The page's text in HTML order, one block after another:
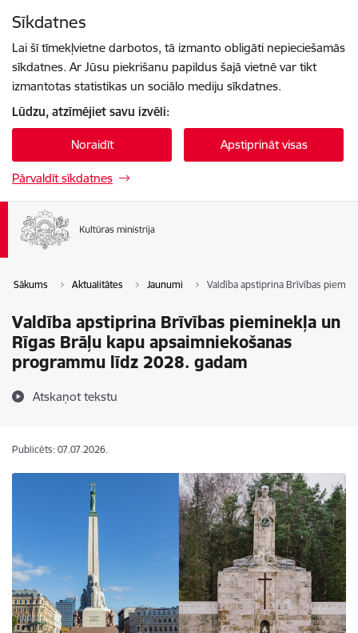
Sīkdatnes
Lai šī tīmekļvietne darbotos, tā izmanto obligāti nepieciešamās
sīkdatnes. Ar Jūsu piekrišanu papildus šajā vietnē var tikt
izmantotas statistikas un sociālo mediju sīkdatnes.
Lūdzu, atzīmējiet savu izvēli:
Noraidīt Apstiprināt visas
Pārvaldīt sīkdatnes
Sākums Aktualitātes Jaunumi Valdība apstiprina Brīvības
Valdība apstiprina Brīvības pieminekļa un
Rīgas Brāļu kapu apsaimniekošanas
programmu līdz 2028. gadam
Atskaņot tekstu
Publicēts: 07.07.2026.